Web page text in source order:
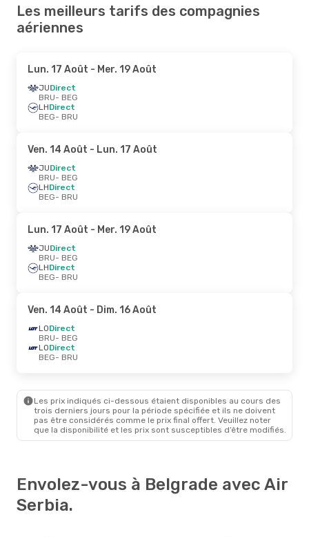
Les meilleurs tarifs des compagnies
aériennes
Lun. 17 Août - Mer. 19 Août
JUDirect
BRU- BEG
LHDirect
BEG- BRU
Ven. 14 Août - Lun. 17 Août
JUDirect
BRU- BEG
LHDirect
BEG- BRU
Lun. 17 Août - Mer. 19 Août
JUDirect
BRU- BEG
LHDirect
BEG- BRU
Ven. 14 Août - Dim. 16 Août
LODirect
BRU- BEG
LODirect
BEG- BRU
Les prix indiqués ci-dessous étaient disponibles au cours des
trois derniers jours pour la période spécifiée et ils ne doivent
pas être considérés comme le prix final offert. Veuillez noter
que la disponibilité et les prix sont susceptibles d’être modifiés.
Envolez-vous à Belgrade avec Air
Serbia.